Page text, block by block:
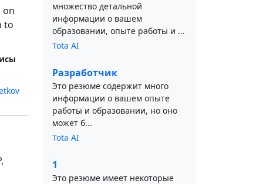
on
to
множество детальной
информации о вашем
образовании, опыте работы и ...
Tota AI
Разработчик
Это резюме содержит много
информации о вашем опыте
работы и образовании, но оно
может б...
Tota AI
1
Это резюме имеет некоторые